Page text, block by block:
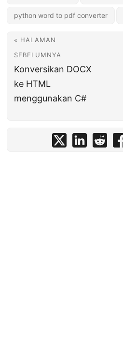
python word to pdf converter
« HALAMAN
SEBELUMNYA
Konversikan DOCX
ke HTML
menggunakan C#